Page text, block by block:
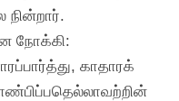
நின்றார்.
நோக்கி:
காதாரக்